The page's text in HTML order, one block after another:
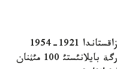
استانا. 29 - مامئر. قازاقپارات - قازاقستاندا 1921-1954
جئلدار ارالئعئنداعئ ساياسي سةبةپتةرگة بايلانئستئ 100 مئثنان